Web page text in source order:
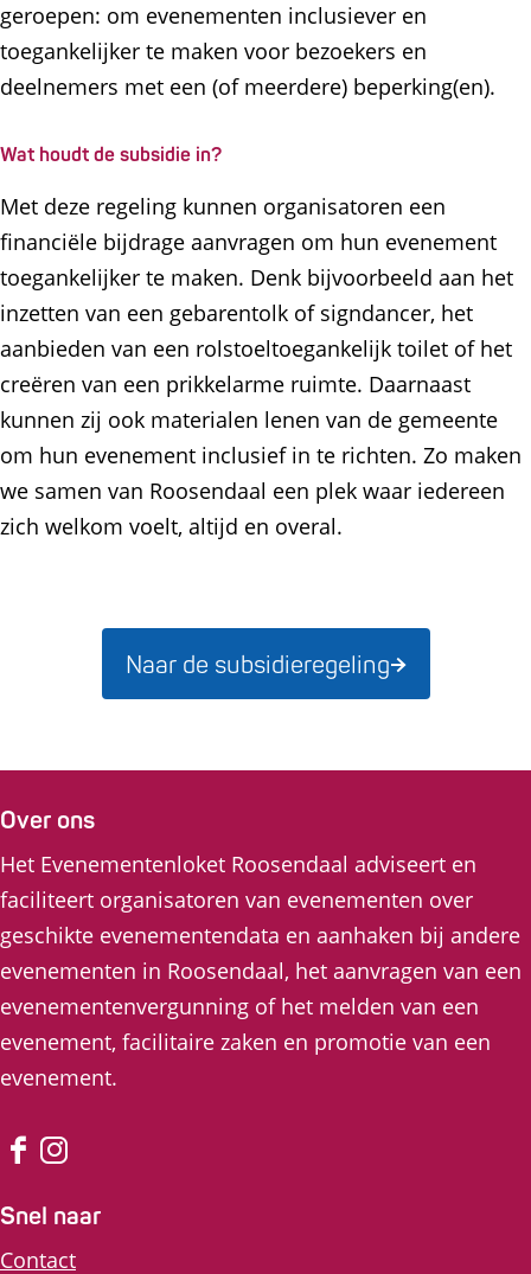
geroepen: om evenementen inclusiever en
toegankelijker te maken voor bezoekers en
deelnemers met een (of meerdere) beperking(en).
Wat houdt de subsidie in?
Met deze regeling kunnen organisatoren een
financiële bijdrage aanvragen om hun evenement
toegankelijker te maken. Denk bijvoorbeeld aan het
inzetten van een gebarentolk of signdancer, het
aanbieden van een rolstoeltoegankelijk toilet of het
creëren van een prikkelarme ruimte. Daarnaast
kunnen zij ook materialen lenen van de gemeente
om hun evenement inclusief in te richten. Zo maken
we samen van Roosendaal een plek waar iedereen
zich welkom voelt, altijd en overal.
Naar de subsidieregeling
Over ons
Het Evenementenloket Roosendaal adviseert en
faciliteert organisatoren van evenementen over
geschikte evenementendata en aanhaken bij andere
evenementen in Roosendaal, het aanvragen van een
evenementenvergunning of het melden van een
evenement, facilitaire zaken en promotie van een
evenement.
F
I
Snel naar
Contact